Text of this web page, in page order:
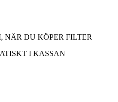
NÄR DU KÖPER FILTER
I KASSAN